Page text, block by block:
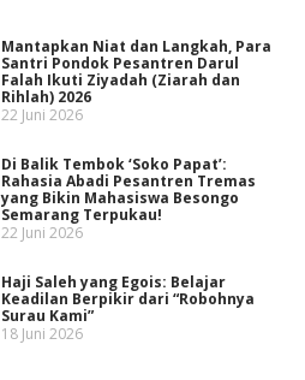
Mantapkan Niat dan Langkah, Para
Santri Pondok Pesantren Darul
Falah Ikuti Ziyadah (Ziarah dan
Rihlah) 2026
22 Juni 2026
Di Balik Tembok ‘Soko Papat’:
Rahasia Abadi Pesantren Tremas
yang Bikin Mahasiswa Besongo
Semarang Terpukau!
22 Juni 2026
Haji Saleh yang Egois: Belajar
Keadilan Berpikir dari “Robohnya
Surau Kami”
18 Juni 2026